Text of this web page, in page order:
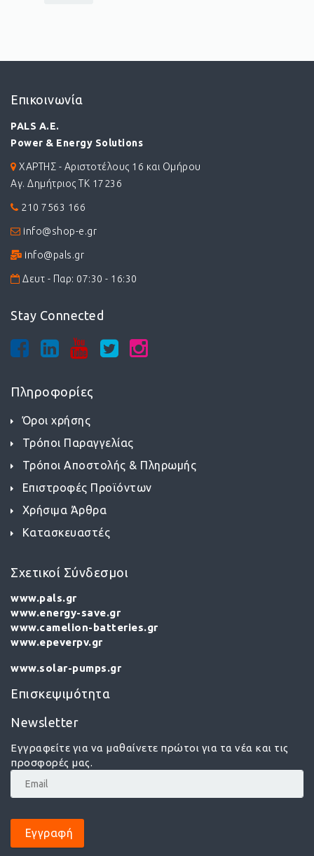
Επικοινωνία
PALS A.E.
Power & Energy Solutions
ΧΑΡΤΗΣ - Αριστοτέλους 16 και Ομήρου
Αγ. Δημήτριος ΤΚ 17236
210 7563 166
info@shop-e.gr
info@pals.gr
Δευτ - Παρ: 07:30 - 16:30
Stay Connected
Πληροφορίες
Όροι χρήσης
Τρόποι Παραγγελίας
Τρόποι Αποστολής & Πληρωμής
Επιστροφές Προϊόντων
Χρήσιμα Άρθρα
Κατασκευαστές
Σχετικοί Σύνδεσμοι
www.pals.gr
www.energy-save.gr
www.camelion-batteries.gr
www.epeverpv.gr
www.solar-pumps.gr
Επισκεψιμότητα
Newsletter
Εγγραφείτε για να μαθαίνετε πρώτοι για τα νέα και τις
προσφορές μας.
Εγγραφή